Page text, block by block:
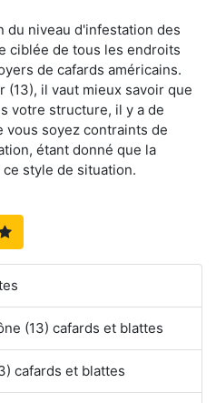
du niveau d'infestation des
ciblée de tous les endroits
de cafards américains.
il vaut mieux savoir que
votre structure, il y a de
soyez contraints de
étant donné que la
style de situation.
(13) cafards et blattes
cafards et blattes